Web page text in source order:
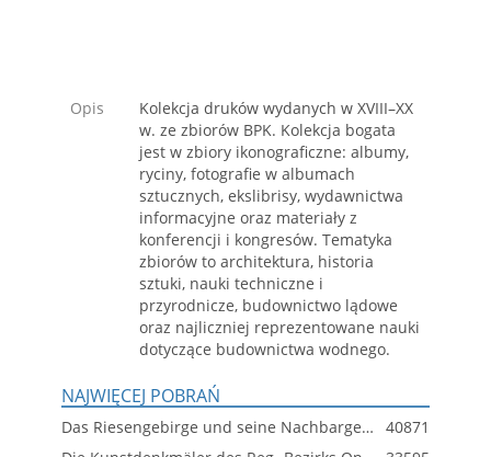
Opis
Kolekcja druków wydanych w XVIII–XX
w. ze zbiorów BPK. Kolekcja bogata
jest w zbiory ikonograficzne: albumy,
ryciny, fotografie w albumach
sztucznych, ekslibrisy, wydawnictwa
informacyjne oraz materiały z
konferencji i kongresów. Tematyka
zbiorów to architektura, historia
sztuki, nauki techniczne i
przyrodnicze, budownictwo lądowe
oraz najliczniej reprezentowane nauki
dotyczące budownictwa wodnego.
NAJWIĘCEJ POBRAŃ
Das Riesengebirge und seine Nachbargebirge
40871